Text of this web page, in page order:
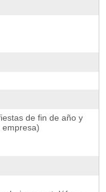
de fin de año y
empresa)